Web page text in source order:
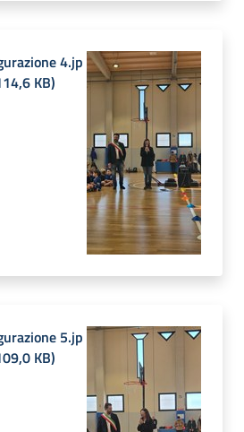
4.jp
KB)
5.jp
KB)